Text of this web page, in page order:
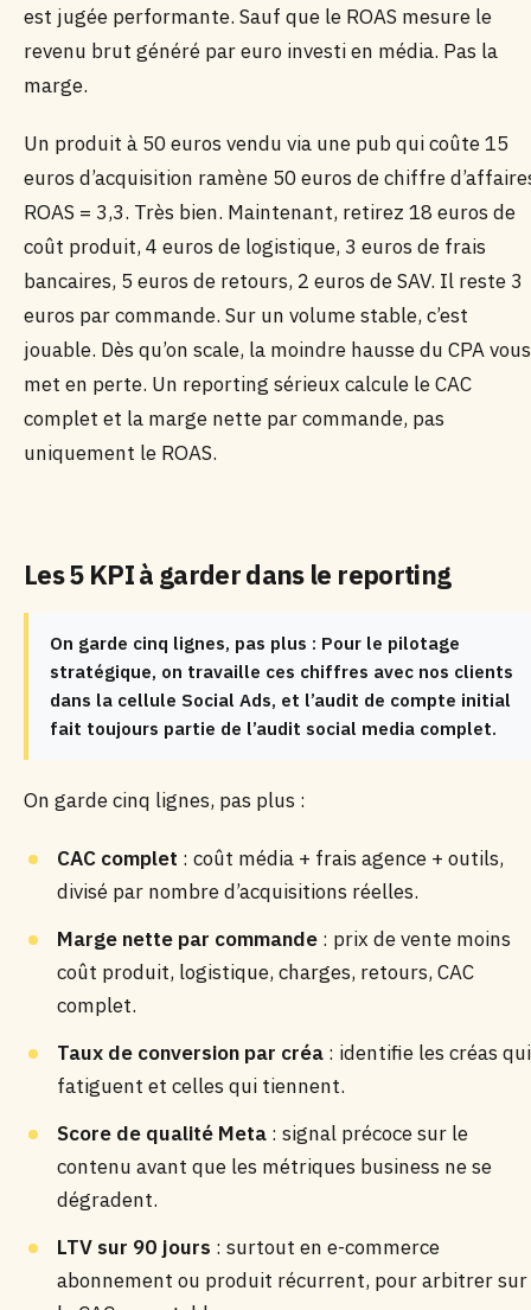
est jugée performante. Sauf que le ROAS mesure le
revenu brut généré par euro investi en média. Pas la
marge.
Un produit à 50 euros vendu via une pub qui coûte 15
euros d’acquisition ramène 50 euros de chiffre
ROAS = 3,3. Très bien. Maintenant, retirez 18 euros de
coût produit, 4 euros de logistique, 3 euros de frais
bancaires, 5 euros de retours, 2 euros de SAV. Il reste 3
euros par commande. Sur un volume stable, c’est
jouable. Dès qu’on scale, la moindre hausse du CPA vous
met en perte. Un reporting sérieux calcule le CAC
complet et la marge nette par commande, pas
uniquement le ROAS.
Les 5 KPI à garder dans le reporting
On garde cinq lignes, pas plus : Pour le pilotage
stratégique, on travaille ces chiffres avec nos clients
dans la cellule Social Ads, et l’audit de compte initial
fait toujours partie de l’audit social media complet.
On garde cinq lignes, pas plus :
CAC complet : coût média + frais agence + outils,
divisé par nombre d’acquisitions réelles.
Marge nette par commande : prix de vente moins
coût produit, logistique, charges, retours, CAC
complet.
Taux de conversion par créa : identifie les créas qui
fatiguent et celles qui tiennent.
Score de qualité Meta : signal précoce sur le
contenu avant que les métriques business ne se
dégradent.
LTV sur 90 jours : surtout en e-commerce
abonnement ou produit récurrent, pour arbitrer sur